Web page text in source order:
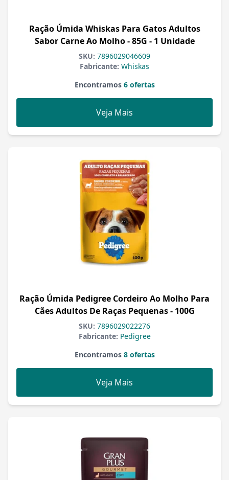
Ração Úmida Whiskas Para Gatos Adultos
Sabor Carne Ao Molho - 85G - 1 Unidade
SKU: 7896029046609
Fabricante: Whiskas
Encontramos6 ofertas
Veja Mais
Ração Úmida Pedigree Cordeiro Ao Molho Para
Cães Adultos De Raças Pequenas - 100G
SKU: 7896029022276
Fabricante: Pedigree
Encontramos8 ofertas
Veja Mais